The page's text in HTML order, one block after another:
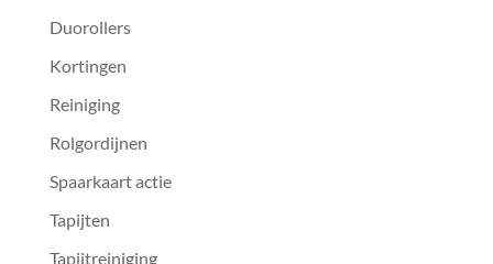
Duorollers
Kortingen
Reiniging
Rolgordijnen
Spaarkaart actie
Tapijten
Tapijtreiniging